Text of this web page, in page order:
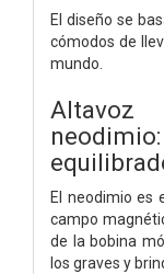
El diseño se
cómodos de
mundo.
El neodimio es
campo
de la bobina
los graves y